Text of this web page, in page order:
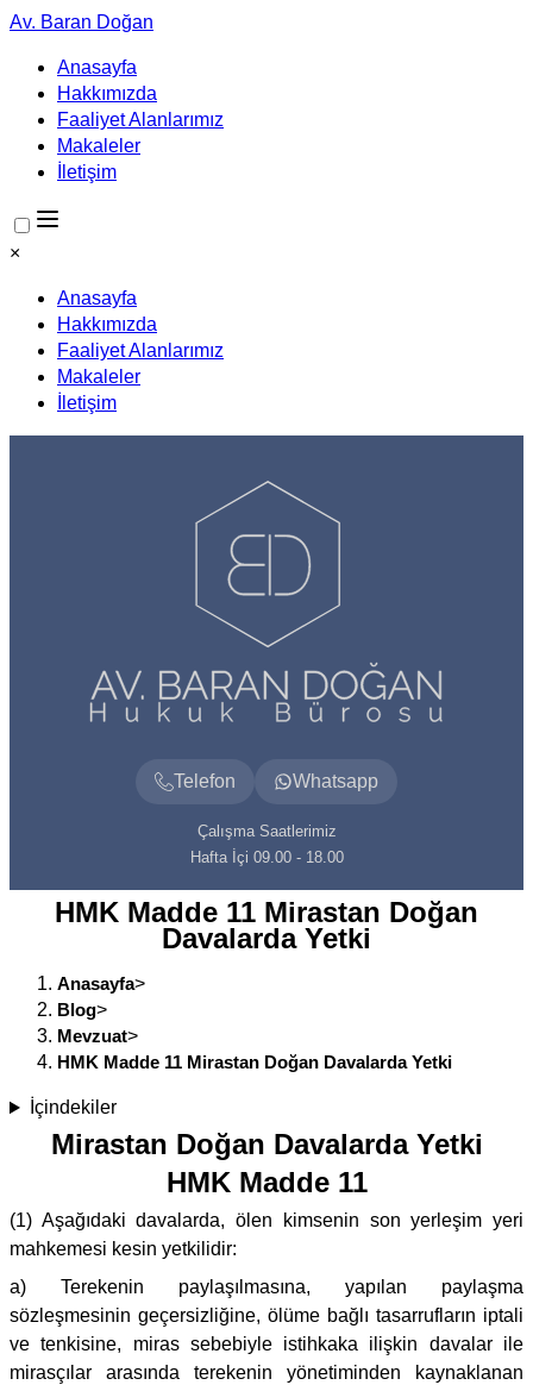
Av. Baran Doğan
Anasayfa
Hakkımızda
Faaliyet Alanlarımız
Makaleler
İletişim
×
Anasayfa
Hakkımızda
Faaliyet Alanlarımız
Makaleler
İletişim
Telefon Whatsapp
Çalışma Saatlerimiz
Hafta İçi 09.00 - 18.00
HMK Madde 11 Mirastan Doğan
Davalarda Yetki
Anasayfa>
Blog>
Mevzuat>
HMK Madde 11 Mirastan Doğan Davalarda Yetki
İçindekiler
Mirastan Doğan Davalarda Yetki
HMK Madde 11
(1) Aşağıdaki davalarda, ölen kimsenin son yerleşim yeri
mahkemesi kesin yetkilidir:
a) Terekenin paylaşılmasına, yapılan paylaşma
sözleşmesinin geçersizliğine, ölüme bağlı tasarrufların iptali
ve tenkisine, miras sebebiyle istihkaka ilişkin davalar ile
mirasçılar arasında terekenin yönetiminden kaynaklanan